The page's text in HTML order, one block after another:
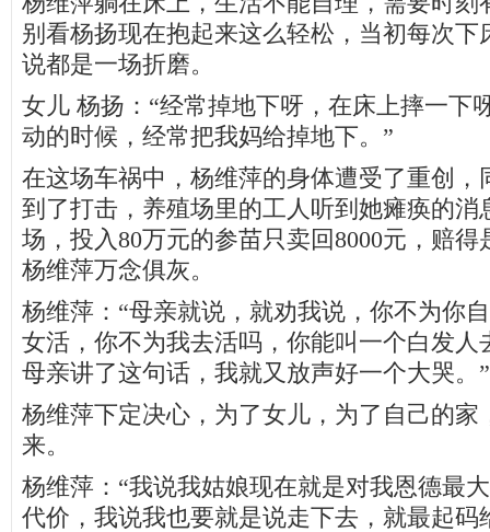
别看杨扬现在抱起来这么轻松，当初每次下
说都是一场折磨。
女儿 杨扬：“经常掉地下呀，在床上摔一下
动的时候，经常把我妈给掉地下。”
在这场车祸中，杨维萍的身体遭受了重创，
到了打击，养殖场里的工人听到她瘫痪的消
场，投入80万元的参苗只卖回8000元，赔
杨维萍万念俱灰。
杨维萍：“母亲就说，就劝我说，你不为你
女活，你不为我去活吗，你能叫一个白发人
母亲讲了这句话，我就又放声好一个大哭。”
杨维萍下定决心，为了女儿，为了自己的家
来。
杨维萍：“我说我姑娘现在就是对我恩德最
代价，我说我也要就是说走下去，就最起码